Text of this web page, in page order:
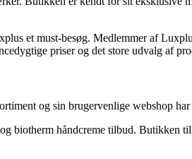
et must-besøg. Medlemmer af
priser og det store udvalg af
og sin brugervenlige webshop
biotherm håndcreme tilbud.